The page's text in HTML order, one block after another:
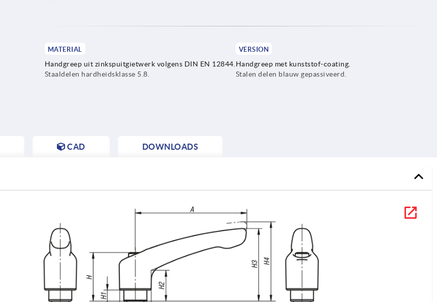
MATERIAL
Handgreep uit zinkspuitgietwerk volgens DIN EN 12844.
Staaldelen hardheidsklasse 5.8.
VERSION
Handgreep met kunststof-coating.
Stalen delen blauw gepassiveerd.
CAD DOWNLOADS